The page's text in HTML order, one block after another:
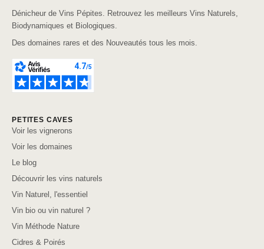
Dénicheur de Vins Pépites. Retrouvez les meilleurs Vins Naturels,
Biodynamiques et Biologiques.
Des domaines rares et des Nouveautés tous les mois.
PETITES CAVES
Voir les vignerons
Voir les domaines
Le blog
Découvrir les vins naturels
Vin Naturel, l'essentiel
Vin bio ou vin naturel ?
Vin Méthode Nature
Cidres & Poirés